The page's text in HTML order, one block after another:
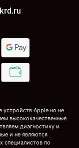
Apple но не
высококачественные
диагностику и
и не являются
специалистов по